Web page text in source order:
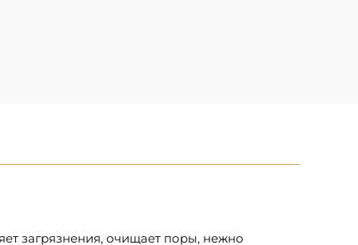
загрязнения, очищает поры, нежно